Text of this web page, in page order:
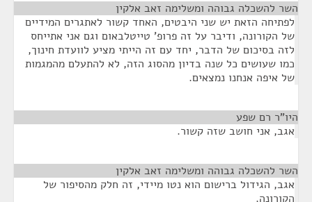
השר להשכלה גבוהה ומשלימה זאב אלקין
לפתיחה הזאת יש שני היבטים, האחד קשור לאתגרים המידיים
של הקורונה, ודיבר על זה פרופ' טייטלבאום וגם אני אתייחס
לזה בסיכום של הדבר, יחד עם זה הייתי מציע לוועדת חינוך,
כמו שעושים כל שנה בדיון מהסוג הזה, לא להתעלם מהמגמות
של איפה אנחנו נמצאים.
היו"ר רם שפע
אגב, אני חושב שזה קשור.
השר להשכלה גבוהה ומשלימה זאב אלקין
אגב, הגידול ברישום הוא נטו מיידי, זה חלק מהסיפור של
הקורונה.